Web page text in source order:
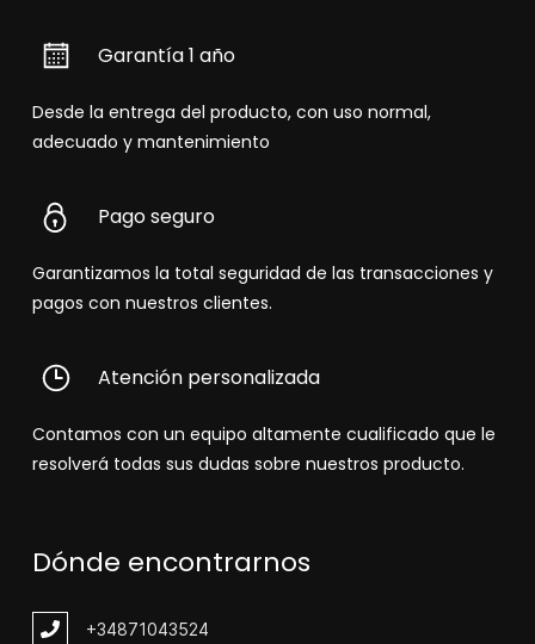
Garantía 1 año
Desde la entrega del producto, con uso normal,
adecuado y mantenimiento
Pago seguro
Garantizamos la total seguridad de las transacciones y
pagos con nuestros clientes.
Atención personalizada
Contamos con un equipo altamente cualificado que le
resolverá todas sus dudas sobre nuestros producto.
Dónde encontrarnos
+34871043524